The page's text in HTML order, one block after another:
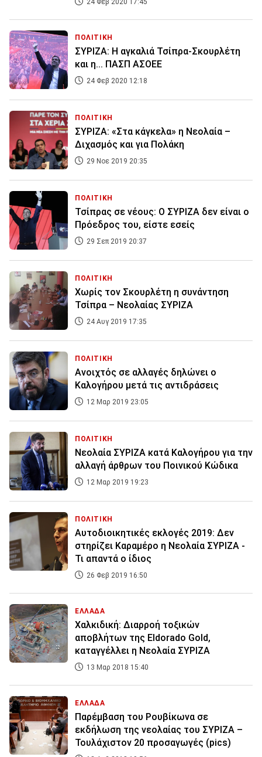
24 Φεβ 2020 17:45
ΠΟΛΙΤΙΚΗ
ΣΥΡΙΖΑ: Η αγκαλιά Τσίπρα-Σκουρλέτη
και η... ΠΑΣΠ ΑΣΟΕΕ
24 Φεβ 2020 12:18
ΠΟΛΙΤΙΚΗ
ΣΥΡΙΖΑ: «Στα κάγκελα» η Νεολαία –
Διχασμός και για Πολάκη
29 Νοε 2019 20:35
ΠΟΛΙΤΙΚΗ
Τσίπρας σε νέους: Ο ΣΥΡΙΖΑ δεν είναι ο
Πρόεδρος του, είστε εσείς
29 Σεπ 2019 20:37
ΠΟΛΙΤΙΚΗ
Χωρίς τον Σκουρλέτη η συνάντηση
Τσίπρα – Νεολαίας ΣΥΡΙΖΑ
24 Αυγ 2019 17:35
ΠΟΛΙΤΙΚΗ
Ανοιχτός σε αλλαγές δηλώνει ο
Καλογήρου μετά τις αντιδράσεις
12 Μαρ 2019 23:05
ΠΟΛΙΤΙΚΗ
Νεολαία ΣΥΡΙΖΑ κατά Καλογήρου για την
αλλαγή άρθρων του Ποινικού Κώδικα
12 Μαρ 2019 19:23
ΠΟΛΙΤΙΚΗ
Αυτοδιοικητικές εκλογές 2019: Δεν
στηρίζει Καραμέρο η Νεολαία ΣΥΡΙΖΑ -
Τι απαντά ο ίδιος
26 Φεβ 2019 16:50
ΕΛΛΑΔΑ
Χαλκιδική: Διαρροή τοξικών
αποβλήτων της Eldorado Gold,
καταγγέλλει η Νεολαία ΣΥΡΙΖΑ
13 Μαρ 2018 15:40
ΕΛΛΑΔΑ
Παρέμβαση του Ρουβίκωνα σε
εκδήλωση της νεολαίας του ΣΥΡΙΖΑ –
Τουλάχιστον 20 προσαγωγές (pics)